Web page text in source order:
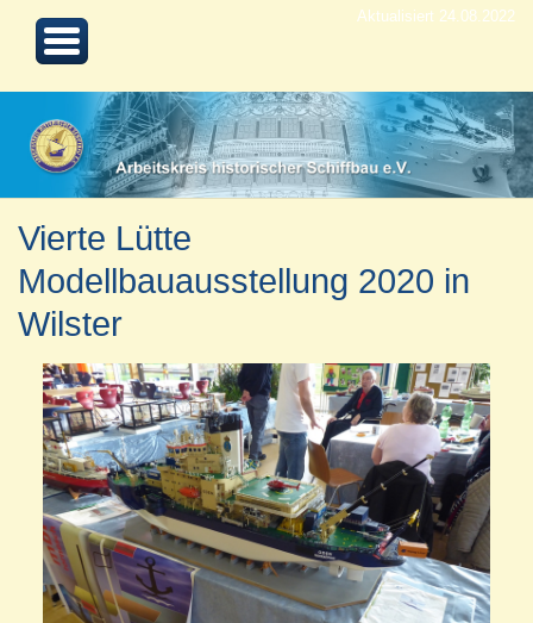
Aktualisiert 24.08.2022
Vierte Lütte
Modellbauausstellung 2020 in
Wilster